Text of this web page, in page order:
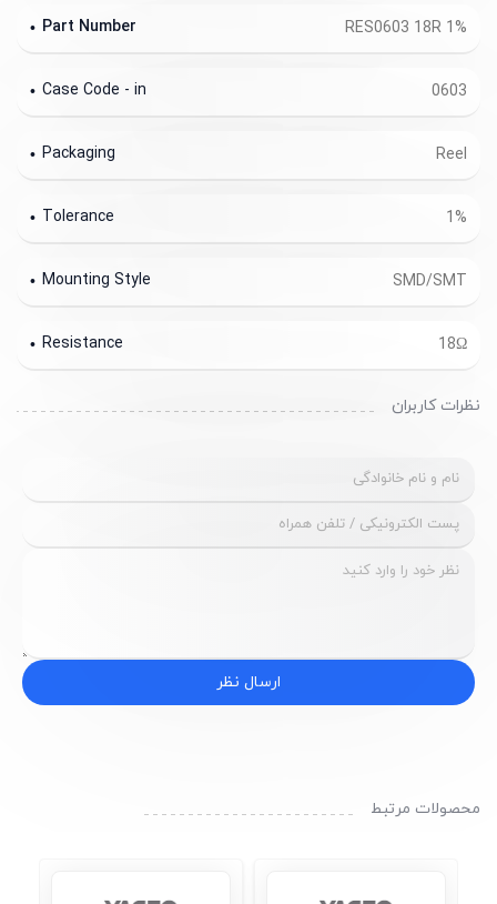
RES0603 18R 1%
Part Number
0603
Case Code - in
Reel
Packaging
1%
Tolerance
SMD/SMT
Mounting Style
18Ω
Resistance
نظرات کاربران
ارسال نظر
محصولات مرتبط